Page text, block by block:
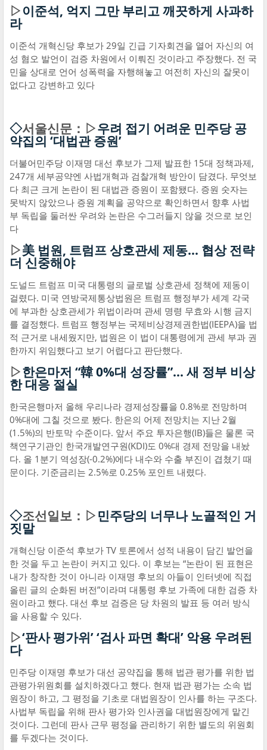
▷이준석, 억지 그만 부리고 깨끗하게 사과하
라
이준석 개혁신당 후보가 29일 긴급 기자회견을 열어 자신의 여
성 혐오 발언이 검증 차원에서 이뤄진 것이라고 주장했다. 전 국
민을 상대로 언어 성폭력을 자행해놓고 여전히 자신의 잘못이
없다고 강변하고 있다
◇서울신문：▷우려 접기 어려운 민주당 공
약집의 ‘대법관 증원’
더불어민주당 이재명 대선 후보가 그제 발표한 15대 정책과제,
247개 세부공약엔 사법개혁과 검찰개혁 방안이 담겼다. 무엇보
다 최근 크게 논란이 된 대법관 증원이 포함됐다. 증원 숫자는
못박지 않았으나 증원 계획을 공약으로 확인하면서 향후 사법
부 독립을 둘러싼 우려와 논란은 수그러들지 않을 것으로 보인
다
▷美 법원, 트럼프 상호관세 제동… 협상 전략
더 신중해야
도널드 트럼프 미국 대통령의 글로벌 상호관세 정책에 제동이
걸렸다. 미국 연방국제통상법원은 트럼프 행정부가 세계 각국
에 부과한 상호관세가 위법이라며 관세 명령 무효와 시행 금지
를 결정했다. 트럼프 행정부는 국제비상경제권한법(IEEPA)을 법
적 근거로 내세웠지만, 법원은 이 법이 대통령에게 관세 부과 권
한까지 위임했다고 보기 어렵다고 판단했다.
▷한은마저 “韓 0%대 성장률”… 새 정부 비상
한 대응 절실
한국은행마저 올해 우리나라 경제성장률을 0.8%로 전망하며
0%대에 그칠 것으로 봤다. 한은의 어제 전망치는 지난 2월
(1.5%)의 반토막 수준이다. 앞서 주요 투자은행(IB)들은 물론 국
책연구기관인 한국개발연구원(KDI)도 0%대 경제 전망을 내놨
다. 올 1분기 역성장(-0.2%)에다 내수와 수출 부진이 겹쳤기 때
문이다. 기준금리는 2.5%로 0.25% 포인트 내렸다.
◇조선일보：▷민주당의 너무나 노골적인 거
짓말
개혁신당 이준석 후보가 TV 토론에서 성적 내용이 담긴 발언을
한 것을 두고 논란이 커지고 있다. 이 후보는 “논란이 된 표현은
내가 창작한 것이 아니라 이재명 후보의 아들이 인터넷에 직접
올린 글의 순화된 버전”이라며 대통령 후보 가족에 대한 검증 차
원이라고 했다. 대선 후보 검증은 당 차원의 발표 등 여러 방식
을 사용할 수 있다.
▷‘판사 평가위’ ‘검사 파면 확대’ 악용 우려된
다
민주당 이재명 후보가 대선 공약집을 통해 법관 평가를 위한 법
관평가위원회를 설치하겠다고 했다. 현재 법관 평가는 소속 법
원장이 하고, 그 평정을 기초로 대법원장이 인사를 하는 구조다.
사법부 독립을 위해 판사 평가와 인사권을 대법원장에게 맡긴
것이다. 그런데 판사 근무 평정을 관리하기 위한 별도의 위원회
를 두겠다는 것이다.